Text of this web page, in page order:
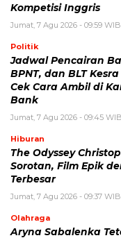
Kompetisi Inggris
Jumat, 7 Agu 2026 - 09:59 WIB
Politik
Jadwal Pencairan
BPNT, dan BLT
Cek Cara Ambil di
Bank
Jumat, 7 Agu 2026 - 09:45 WIB
Hiburan
The Odyssey
Sorotan, Film Epik
Terbesar
Jumat, 7 Agu 2026 - 09:37 WIB
Olahraga
Aryna Sabalenka